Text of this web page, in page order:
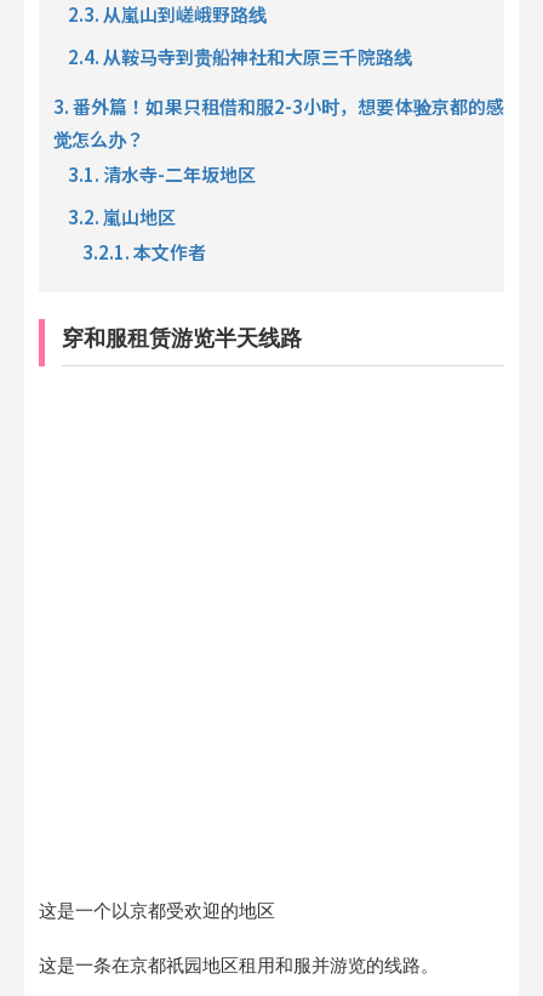
2.3. 从嵐山到嵯峨野路线
2.4. 从鞍马寺到贵船神社和大原三千院路线
3. 番外篇！如果只租借和服2-3小时，想要体验京都的感
觉怎么办？
3.1. 清水寺-二年坂地区
3.2. 嵐山地区
3.2.1. 本文作者
穿和服租赁游览半天线路
这是一个以京都受欢迎的地区
这是一条在京都祇园地区租用和服并游览的线路。